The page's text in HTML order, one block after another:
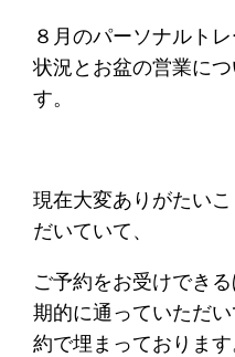
８月のパーソナルト
状況とお盆の営業に
す。
現在大変ありがたい
だいていて、
ご予約をお受けでき
期的に通っていただ
約で埋まっております